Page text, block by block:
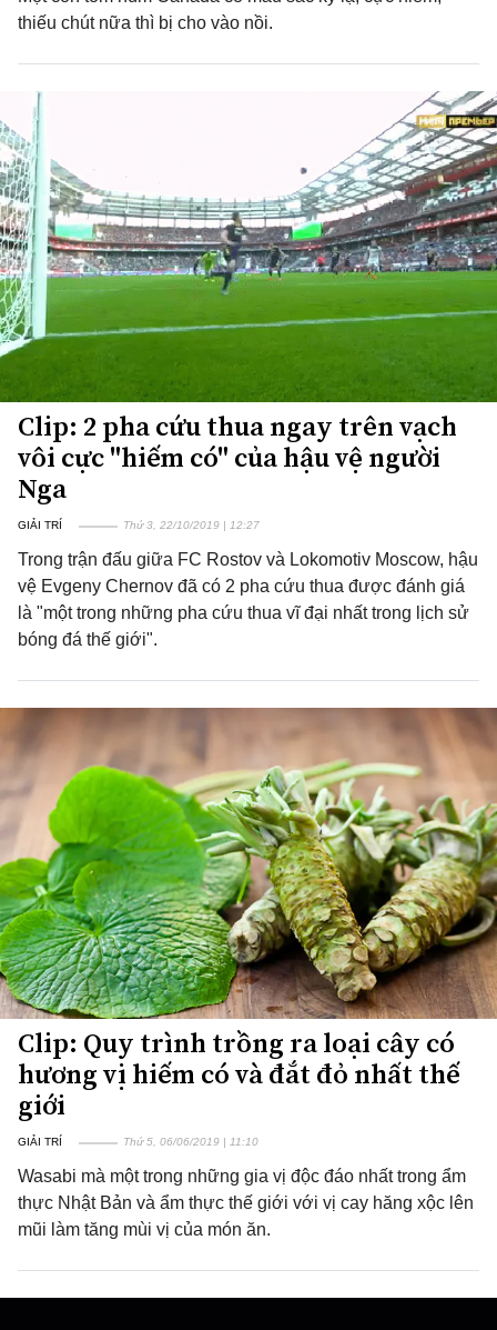
thiếu chút nữa thì bị cho vào nồi.
Clip: 2 pha cứu thua ngay trên vạch
vôi cực "hiếm có" của hậu vệ người
Nga
GIẢI TRÍ Thứ 3, 22/10/2019 | 12:27
Trong trận đấu giữa FC Rostov và Lokomotiv Moscow, hậu
vệ Evgeny Chernov đã có 2 pha cứu thua được đánh giá
là "một trong những pha cứu thua vĩ đại nhất trong lịch sử
bóng đá thế giới".
Clip: Quy trình trồng ra loại cây có
hương vị hiếm có và đắt đỏ nhất thế
giới
GIẢI TRÍ Thứ 5, 06/06/2019 | 11:10
Wasabi mà một trong những gia vị độc đáo nhất trong ẩm
thực Nhật Bản và ẩm thực thế giới với vị cay hăng xộc lên
mũi làm tăng mùi vị của món ăn.